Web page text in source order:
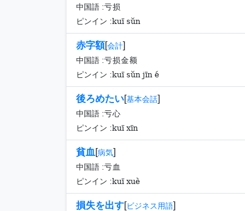
中国語 :亏损
ピンイン :kuī sǔn
赤字額[会計]
中国語 :亏损金额
ピンイン :kuī sǔn jīn é
後ろめたい[基本会話]
中国語 :亏心
ピンイン :kuī xīn
貧血 [病気]
中国語 :亏血
ピンイン :kuī xuè
損失を出す[ビジネス用語]